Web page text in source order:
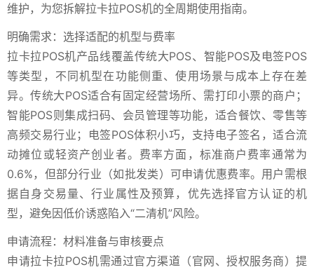
维护，为您拆解拉卡拉POS机的全周期使用指南。
明确需求：选择适配的机型与费率
拉卡拉POS机产品线覆盖传统大POS、智能POS及电签POS
等类型，不同机型在功能侧重、使用场景与成本上存在差
异。传统大POS适合有固定经营场所、需打印小票的商户；
智能POS则集成扫码、会员管理等功能，适合餐饮、零售等
高频交易行业；电签POS体积小巧，支持电子签名，适合流
动摊位或轻资产创业者。费率方面，标准商户费率通常为
0.6%，但部分行业（如批发类）可申请优惠费率。用户需根
据自身交易量、行业属性及预算，优先选择官方认证的机
型，避免因低价诱惑陷入“二清机”风险。
申请流程：材料准备与审核要点
申请拉卡拉POS机需通过官方渠道（官网、授权服务商）提